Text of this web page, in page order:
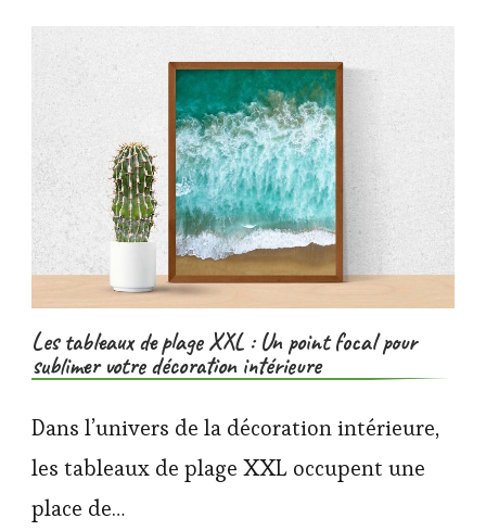
Les tableaux de plage XXL : Un point focal pour
sublimer votre décoration intérieure
Dans l’univers de la décoration intérieure,
les tableaux de plage XXL occupent une
place de…